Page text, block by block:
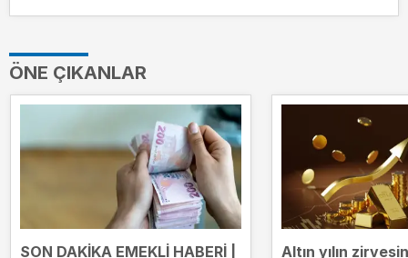
ÖNE ÇIKANLAR
SON DAKİKA EMEKLİ HABERİ |
Altın yılın